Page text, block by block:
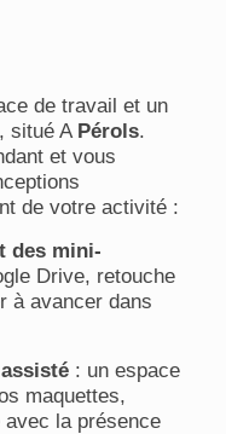
de travail et un
situé A Pérols.
et vous
de votre activité :
des mini-
Drive, retouche
à avancer dans
: un espace
maquettes,
la présence